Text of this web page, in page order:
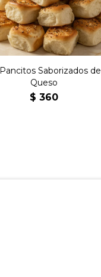
Saborizados de
Queso
$ 360